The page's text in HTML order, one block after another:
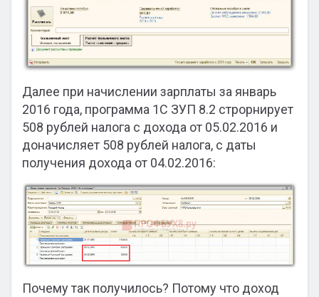
Далее при начислении зарплаты за январь
2016 года, программа 1С ЗУП 8.2 строрнирует
508 рублей налога с дохода от 05.02.2016 и
доначисляет 508 рублей налога, с даты
получения дохода от 04.02.2016:
Почему так получилось? Потому что доход